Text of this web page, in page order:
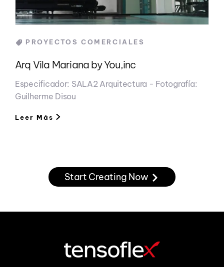
Categories
PROYECTOS COMERCIALES
Arq Vila Mariana by You,inc
Especificador: SALA2 Arquitectura - Fotografía:
Guilherme Disou
Leer Más
Start Creating Now